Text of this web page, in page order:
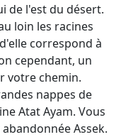
de l'est du désert.
loin les racines
correspond à
cependant, un
votre chemin.
nappes de
Atat Ayam. Vous
Assek.